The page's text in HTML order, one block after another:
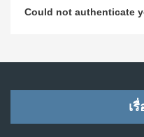
Koe ในแบบอาจารย์
รัฐอาจเป็นจุดเริ่มต้น
Could not authenticate
เ